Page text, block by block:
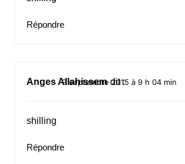
Répondre
Anges Allahissem dit :
9 septembre 2015 à 9 h 04 min
shilling
Répondre